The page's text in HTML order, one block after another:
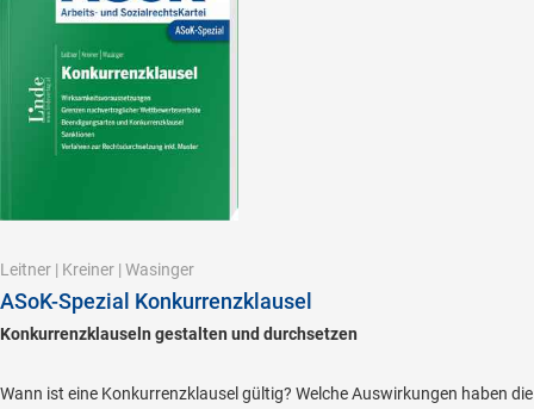
Leitner | Kreiner | Wasinger
ASoK-Spezial Konkurrenzklausel
Konkurrenzklauseln gestalten und durchsetzen
Wann ist eine Konkurrenzklausel gültig? Welche Auswirkungen haben die